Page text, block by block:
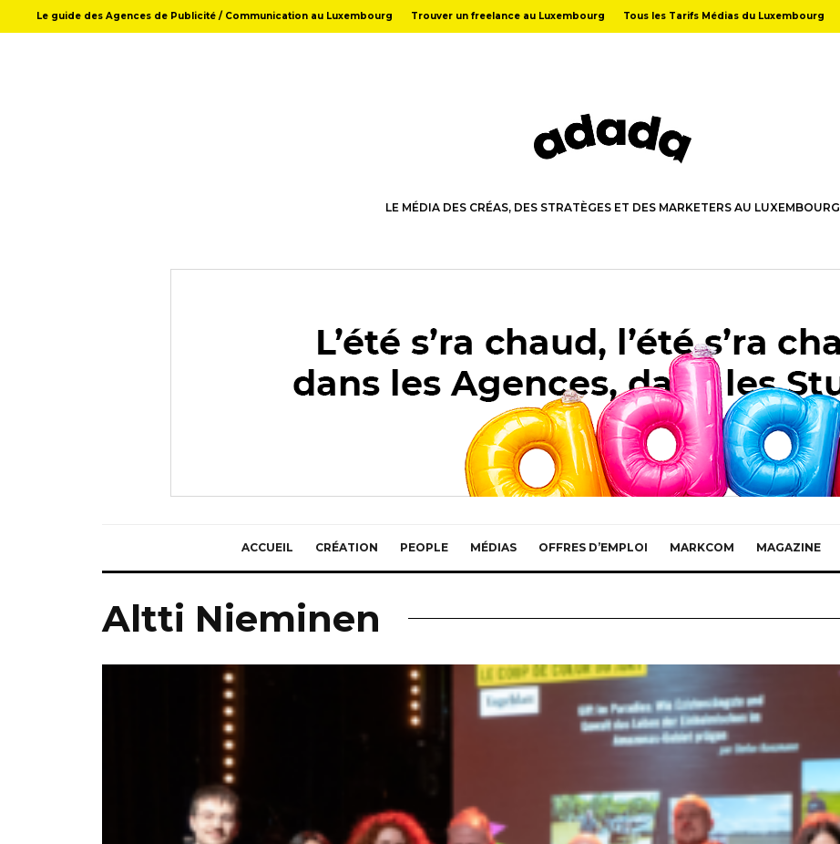
Le guide des Agences de Publicité / Communication au Luxembourg Trouver un freelance au Luxembourg Tous les Tarifs Médias du Luxembourg
LE MÉDIA DES CRÉAS, DES STRATÈGES ET DES MARKETERS AU LUXEMBOURG
ACCUEIL CRÉATION PEOPLE MÉDIAS OFFRES D’EMPLOI MARKCOM MAGAZINE
Altti Nieminen